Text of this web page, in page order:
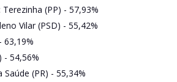
Terezinha (PP) - 57,93%
Vilar (PSD) - 55,42%
63,19%
- 54,56%
Saúde (PR) - 55,34%